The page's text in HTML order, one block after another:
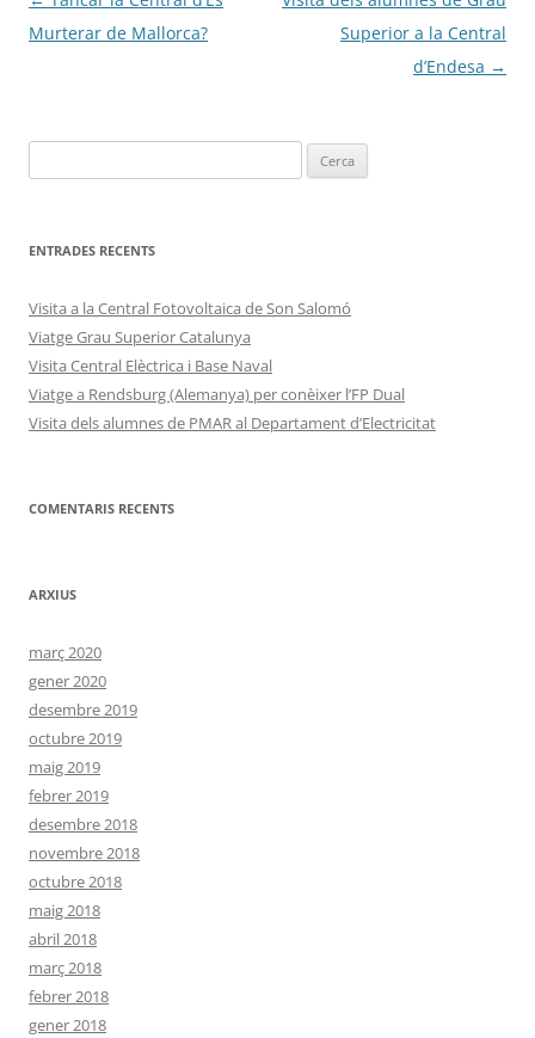
per
Murterar de Mallorca?
Superior a la Central
d’Endesa →
ENTRADES RECENTS
Visita a la Central Fotovoltaica de Son Salomó
Viatge Grau Superior Catalunya
Visita Central Elèctrica i Base Naval
Viatge a Rendsburg (Alemanya) per conèixer l’FP Dual
Visita dels alumnes de PMAR al Departament d’Electricitat
COMENTARIS RECENTS
ARXIUS
març 2020
gener 2020
desembre 2019
octubre 2019
maig 2019
febrer 2019
desembre 2018
novembre 2018
octubre 2018
maig 2018
abril 2018
març 2018
febrer 2018
gener 2018